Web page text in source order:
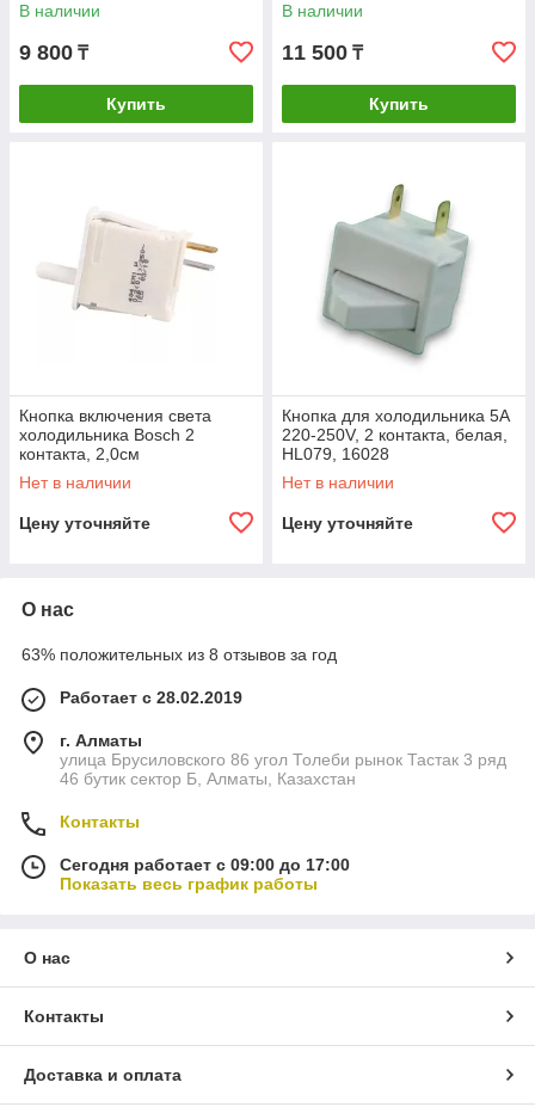
В наличии
9 800 ₸
Купить
В наличии
11 500 ₸
Купить
Кнопка включения света
холодильника Bosch 2
контакта, 2,0см
Нет в наличии
Цену уточняйте
Кнопка для холодильника 5A
220-250V, 2 контакта, белая,
HL079, 16028
Нет в наличии
Цену уточняйте
О нас
63% положительных из 8 отзывов за год
Работает с 28.02.2019
г. Алматы
улица Брусиловского 86 угол Толеби рынок Тастак 3 ряд
46 бутик сектор Б, Алматы, Казахстан
Контакты
Сегодня работает с 09:00 до 17:00
Показать весь график работы
О нас
Контакты
Доставка и оплата